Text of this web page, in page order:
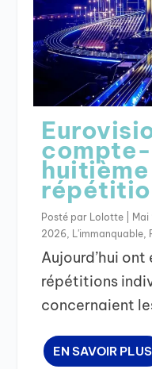
Posté par Lolotte
2026 L'immanquable
Aujourd’hui ont
répétitions
concernaient
EN SAVOIR PLUS